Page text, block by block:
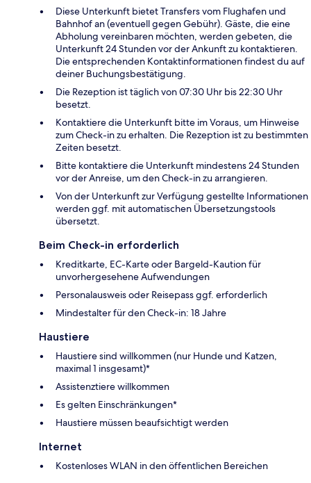
Diese Unterkunft bietet Transfers vom Flughafen und
Bahnhof an (eventuell gegen Gebühr). Gäste, die eine
Abholung vereinbaren möchten, werden gebeten, die
Unterkunft 24 Stunden vor der Ankunft zu kontaktieren.
Die entsprechenden Kontaktinformationen findest du auf
deiner Buchungsbestätigung.
Die Rezeption ist täglich von 07:30 Uhr bis 22:30 Uhr
besetzt.
Kontaktiere die Unterkunft bitte im Voraus, um Hinweise
zum Check-in zu erhalten. Die Rezeption ist zu bestimmten
Zeiten besetzt.
Bitte kontaktiere die Unterkunft mindestens 24 Stunden
vor der Anreise, um den Check-in zu arrangieren.
Von der Unterkunft zur Verfügung gestellte Informationen
werden ggf. mit automatischen Übersetzungstools
übersetzt.
Beim Check-in erforderlich
Kreditkarte, EC-Karte oder Bargeld-Kaution für
unvorhergesehene Aufwendungen
Personalausweis oder Reisepass ggf. erforderlich
Mindestalter für den Check-in: 18 Jahre
Haustiere
Haustiere sind willkommen (nur Hunde und Katzen,
maximal 1 insgesamt)*
Assistenztiere willkommen
Es gelten Einschränkungen*
Haustiere müssen beaufsichtigt werden
Internet
Kostenloses WLAN in den öffentlichen Bereichen